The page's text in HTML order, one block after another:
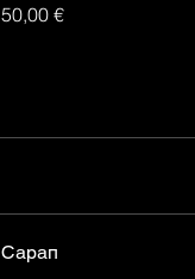
50,00 €
Сарап